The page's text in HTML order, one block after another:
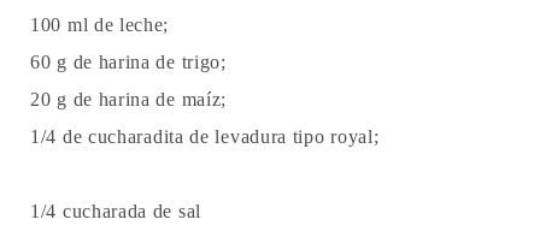
100 ml de leche;
60 g de harina de trigo;
20 g de harina de maíz;
1 /4 de cucharadita de levadura tipo royal;
1/4 cucharada de sal